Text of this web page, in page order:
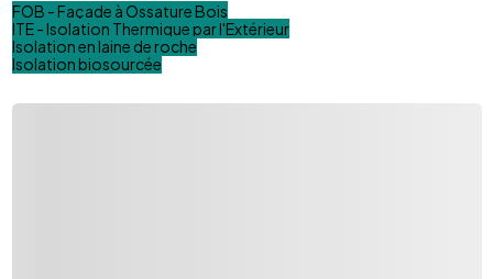
FOB - Façade à Ossature Bois
ITE - Isolation Thermique par l'Extérieur
Isolation en laine de roche
Isolation biosourcée